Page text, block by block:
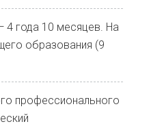
4 года 10 месяцев. На
образования (9
профессионального